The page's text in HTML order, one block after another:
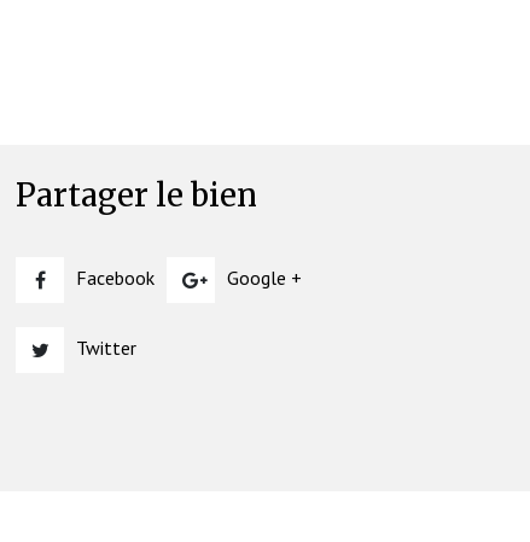
Partager le bien
Facebook Google +
Twitter